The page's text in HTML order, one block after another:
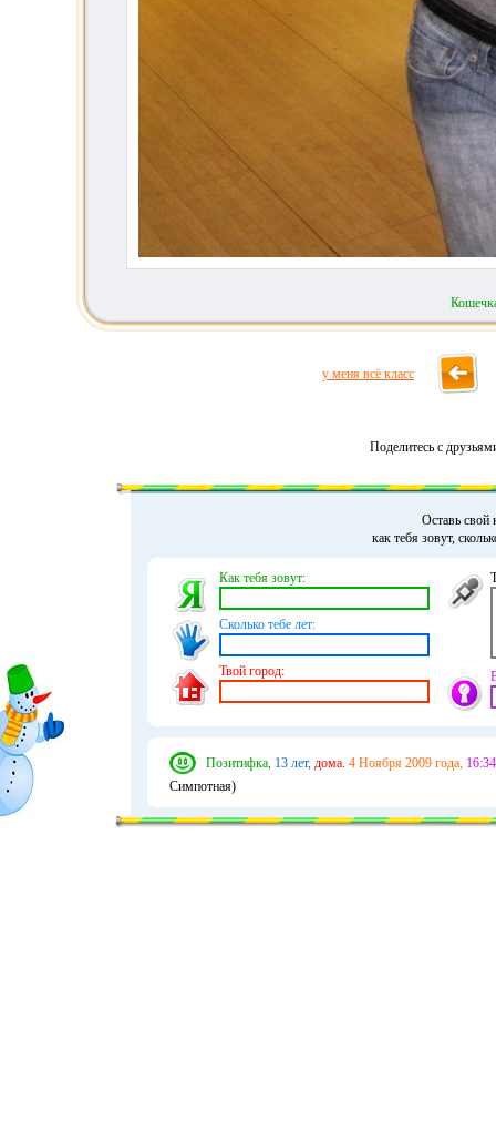
у меня всё класс
Поделитесь с
Оставь свой
как тебя зовут,
Как тебя зовут:
Сколько тебе лет:
Твой город:
Позитифка, 13 лет, дома. 4 Ноября 2009 года,
Симпотная)